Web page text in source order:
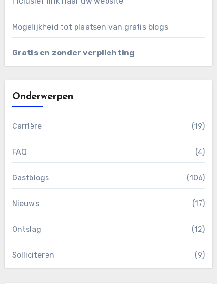
Mogelijkheid tot plaatsen van gratis blogs
Gratis en zonder verplichting
Onderwerpen
Carrière (19)
FAQ (4)
Gastblogs (106)
Nieuws (17)
Ontslag (12)
Solliciteren (9)